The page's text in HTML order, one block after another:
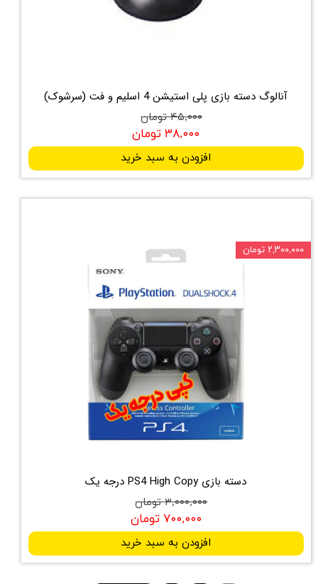
آنالوگ دسته بازی پلی استیشن 4 اسلیم و فت (سرشوک)
۴۵,۰۰۰ تومان
۳۸,۰۰۰ تومان
افزودن به سبد خرید
دسته بازی PS4 High Copy درجه یک
۳,۰۰۰,۰۰۰ تومان
۷۰۰,۰۰۰ تومان
افزودن به سبد خرید
۲,۳۰۰,۰۰۰ تومان